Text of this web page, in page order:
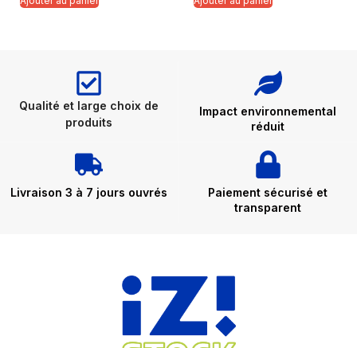
Qualité et large choix de
produits
Impact environnemental
réduit
Livraison 3 à 7 jours ouvrés
Paiement sécurisé et
transparent